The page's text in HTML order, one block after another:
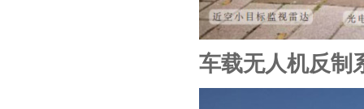
车载无人机反制